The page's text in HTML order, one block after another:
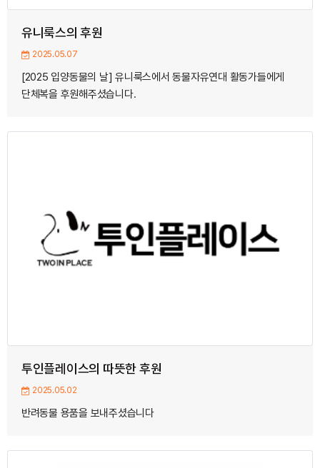
유니룩스의 후원
2025.05.07
[2025 입양동물의 날] 유니룩스에서 동물자유연대 활동가들에게
단체복을 후원해주셨습니다.
투인플레이스의 따뜻한 후원
2025.05.02
반려동물 용품을 보내주셨습니다